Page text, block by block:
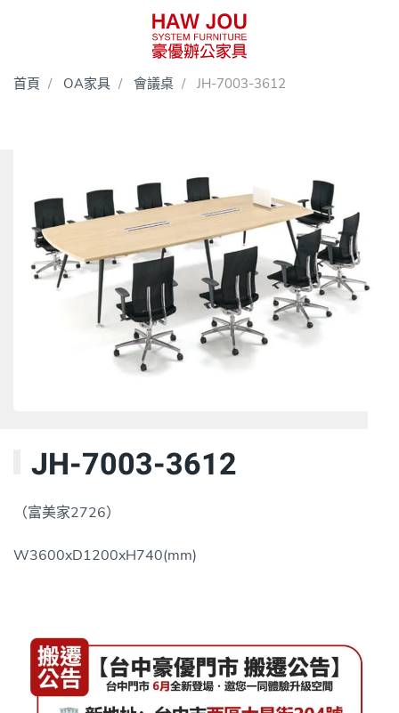
首頁 OA家具 會議桌 JH-7003-3612
JH-7003-3612
（富美家2726）
W3600xD1200xH740(mm)